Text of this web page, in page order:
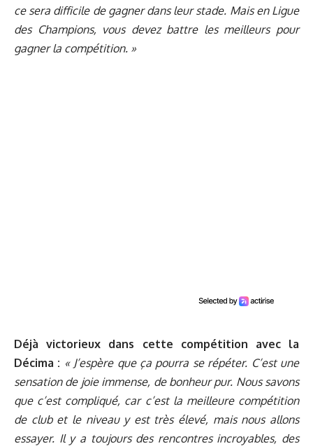
ce sera difficile de gagner dans leur stade. Mais en Ligue
des Champions, vous devez battre les meilleurs pour
gagner la compétition. »
Déjà victorieux dans cette compétition avec la
Décima : « J’espère que ça pourra se répéter. C’est une
sensation de joie immense, de bonheur pur. Nous savons
que c’est compliqué, car c’est la meilleure compétition
de club et le niveau y est très élevé, mais nous allons
essayer. Il y a toujours des rencontres incroyables, des